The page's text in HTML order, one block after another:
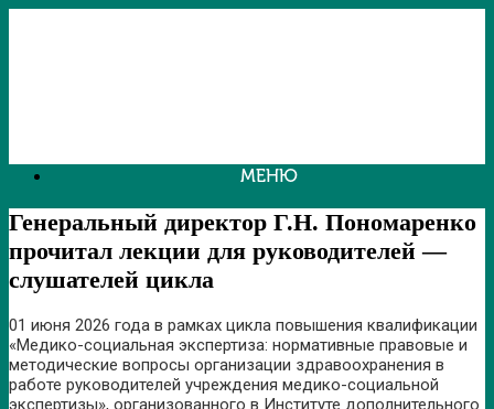
МЕНЮ
Генеральный директор Г.Н. Пономаренко
прочитал лекции для руководителей —
слушателей цикла
01 июня 2026 года в рамках цикла повышения квалификации
«Медико-социальная экспертиза: нормативные правовые и
методические вопросы организации здравоохранения в
работе руководителей учреждения медико-социальной
экспертизы», организованного в Институте дополнительного